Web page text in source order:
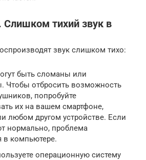
тихий звук в
звук слишком тихо:
быть сломаны или
Чтобы отбросить возможность
попробуйте
их на вашем смартфоне,
любом другом устройстве. Если
нормально, проблема
в компьютере.
операционную систему